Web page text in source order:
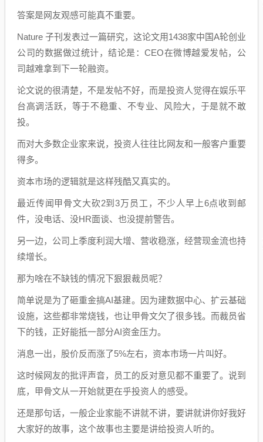
答案是网友观感可能真不重要。
Nature 子刊发表过一篇研究，这论文用1438家中国A轮创业
公司的数据做过统计，结论是：CEO在微博越爱发帖，公
司越难拿到下一轮融资。
论文说的很清楚，不是发帖不好，而是投资人觉得在娱乐平
台高调活跃，等于不稳重、不专业、风险大，于是就不敢
投。
而对大多数企业家来说，投资人往往比网友和一般客户重要
得多。
资本市场的逻辑就是这样残酷又真实的。
最近传闻甲骨文大砍2到3万员工，不少人早上6点收到邮
件，没电话、没HR面谈、也没提前警告。
另一边，公司上季度利润大增、营收稳涨，经营现金流也持
续增长。
那为啥在不缺钱的情况下狠狠裁员呢？
简单说是为了砸重金搞AI基建。因为建数据中心、扩云基础
设施，这些都非常烧钱，也让甲骨文欠了很多钱。而裁员省
下的钱，正好能抵一部分AI资金压力。
消息一出，股价反而涨了5%左右，资本市场一片叫好。
这时候网友的批评声音，员工的反对意见都不重要了。说到
底，甲骨文从一开始就更在乎投资人的感受。
还是那句话，一般企业家能不讲就不讲，要讲就讲你好我好
大家好的故事，这个故事也主要是讲给投资人听的。